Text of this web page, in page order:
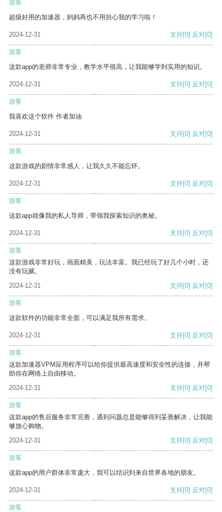
游客
超级好用的加速器，妈妈再也不用担心我的学习啦！
2024-12-31 支持[0] 反对[0]
游客
这款app的老师非常专业，教学水平很高，让我能够学到实用的知识。
2024-12-31 支持[0] 反对[0]
游客
我喜欢这个软件 作者加油
2024-12-31 支持[0] 反对[0]
游客
这款游戏的剧情非常感人，让我久久不能忘怀。
2024-12-31 支持[0] 反对[0]
游客
这款app就像我的私人导师，带领我探索知识的奥秘。
2024-12-31 支持[0] 反对[0]
游客
这款游戏非常好玩，画面精美，玩法丰富。我已经玩了好几个小时，还
没有玩腻。
2024-12-31
支持[0] 反对[0]
游客
这款软件的功能非常全面，可以满足我所有需求。
2024-12-31 支持[0] 反对[0]
游客
这款加速器VPM应用程序可以给你提供最高速度和安全性的连接，并帮
助你在网络上自由移动。
2024-12-31
支持[0] 反对[0]
游客
这款app的售后服务非常完善，遇到问题总是能够得到妥善解决，让我能
够放心购物。
2024-12-31
支持[0] 反对[0]
游客
这款app的用户群体非常庞大，我可以结识到来自世界各地的朋友。
2024-12-31 支持[0] 反对[0]
游客